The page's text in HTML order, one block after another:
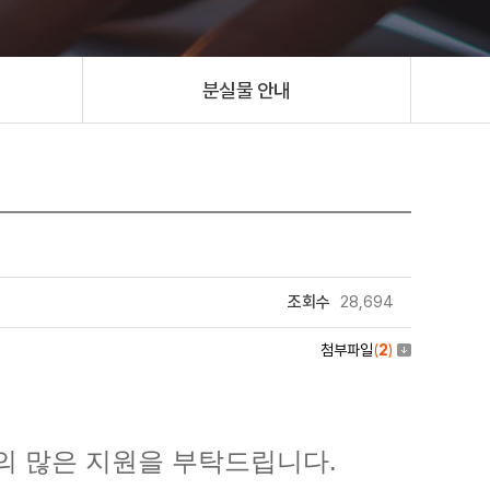
분실물 안내
조회수 28,694
첨부파일(2)
많은 지원을 부탁드립니다.